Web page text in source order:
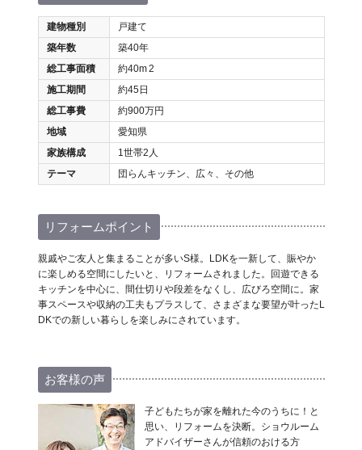
建物種別
戸建て
築年数
築40年
総工事面積
約40m2
施工期間
約45日
総工事費
約900万円
地域
愛知県
家族構成
1世帯2人
テーマ
団らんキッチン、広々、その他
リフォームポイント
親戚やご友人と集まることが多いS様。LDKを一新して、賑やか
に楽しめる空間にしたいと、リフォームされました。回遊できる
キッチンを中心に、間仕切りや段差をなくし、広びろ空間に。家
事スペースや収納の工夫もプラスして、さまざまな要望が叶ったL
DKでの新しい暮らしを楽しみにされています。
お客様の声
子どもたちが家を離れた今のうちに！と
思い、リフォームを決断。ショウルーム
アドバイザーさんが信頼のおける方